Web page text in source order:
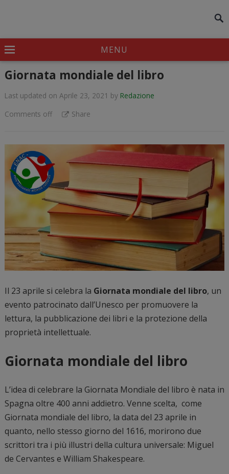
MENU
Giornata mondiale del libro
Last updated on Aprile 23, 2021 by Redazione
Comments off
Share
Il 23 aprile si celebra la Giornata mondiale del libro, un
evento patrocinato dall’Unesco per promuovere la
lettura, la pubblicazione dei libri e la protezione della
proprietà intellettuale.
Giornata mondiale del libro
L’idea di celebrare la Giornata Mondiale del libro è nata in
Spagna oltre 400 anni addietro. Venne scelta, come
Giornata mondiale del libro, la data del 23 aprile in
quanto, nello stesso giorno del 1616, morirono due
scrittori tra i più illustri della cultura universale: Miguel
de Cervantes e William Shakespeare.